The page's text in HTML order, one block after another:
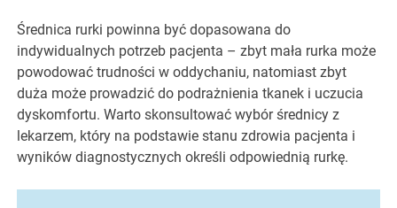
Średnica rurki powinna być dopasowana do
indywidualnych potrzeb pacjenta – zbyt mała rurka może
powodować trudności w oddychaniu, natomiast zbyt
duża może prowadzić do podrażnienia tkanek i uczucia
dyskomfortu. Warto skonsultować wybór średnicy z
lekarzem, który na podstawie stanu zdrowia pacjenta i
wyników diagnostycznych określi odpowiednią rurkę.